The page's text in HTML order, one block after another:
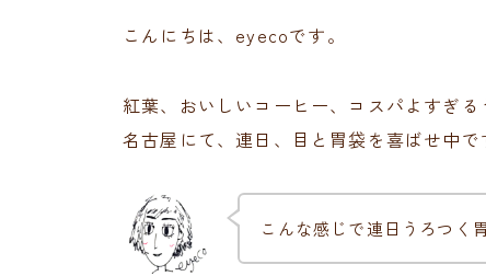
こんにちは、eyecoです。
紅葉、おいしいコーヒー、コスパよすぎる
名古屋にて、連日、目と胃袋を喜ばせ中で
こんな感じで連日うろつく